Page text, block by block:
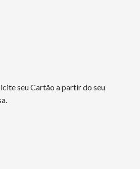
seu Cartão a partir do seu